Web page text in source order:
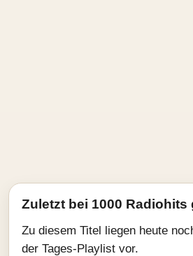
Zuletzt bei 1000 Radiohits
Zu diesem Titel liegen heute
der Tages-Playlist vor.